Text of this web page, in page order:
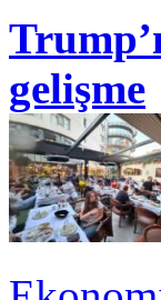
gelişme